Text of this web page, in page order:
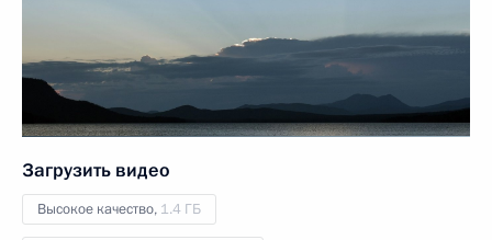
Загрузить видео
Высокое качество, 1.4 ГБ